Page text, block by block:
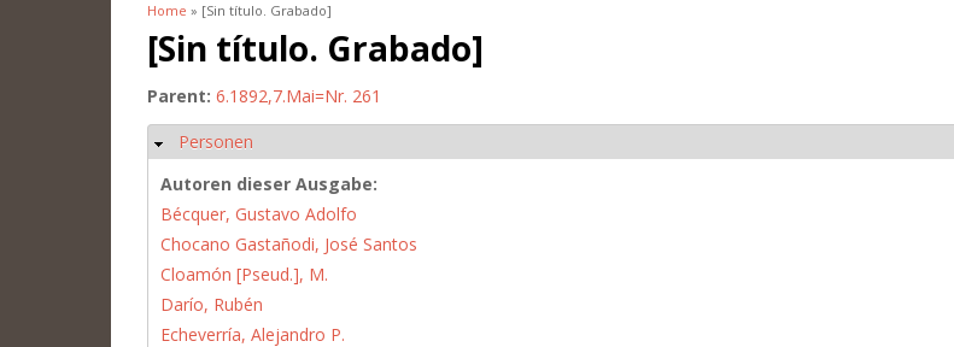
You are here
Home » [Sin título. Grabado]
[Sin título. Grabado]
Parent: 6.1892,7.Mai=Nr. 261
Hide
Personen
Autoren dieser Ausgabe:
Bécquer, Gustavo Adolfo
Chocano Gastañodi, José Santos
Cloamón [Pseud.], M.
Darío, Rubén
Echeverría, Alejandro P.